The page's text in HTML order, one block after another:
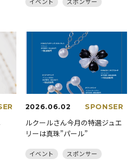
2026.06.02 SPONSER
ルクールさん今月の特選ジュエ
リーは真珠”パール”
イベント スポンサー